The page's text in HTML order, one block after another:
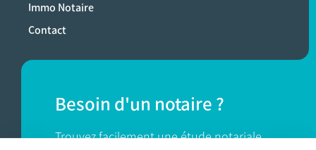
Immo Notaire
Contact
Besoin d'un notaire ?
Trouvez facilement une étude notariale